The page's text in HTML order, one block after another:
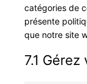
catégories de
présente
que notre site
7.1